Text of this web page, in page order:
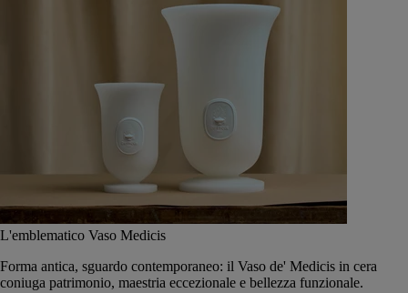
L'emblematico Vaso Medicis
Forma antica, sguardo contemporaneo: il Vaso de' Medicis in cera
coniuga patrimonio, maestria eccezionale e bellezza funzionale.